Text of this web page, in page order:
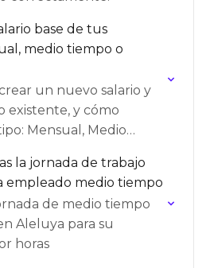
base de tus
medio tiempo o
un nuevo salario y
existente, y cómo
Mensual, Medio
la jornada de trabajo
empleado medio tiempo
de medio tiempo
Aleluya para su
horas